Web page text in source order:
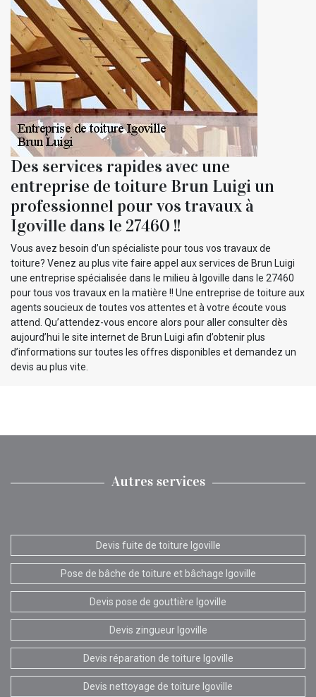
Des services rapides avec une
entreprise de toiture Brun Luigi un
professionnel pour vos travaux à
Igoville dans le 27460 !!
Vous avez besoin d’un spécialiste pour tous vos travaux de
toiture? Venez au plus vite faire appel aux services de Brun Luigi
une entreprise spécialisée dans le milieu à Igoville dans le 27460
pour tous vos travaux en la matière !! Une entreprise de toiture aux
agents soucieux de toutes vos attentes et à votre écoute vous
attend. Qu’attendez-vous encore alors pour aller consulter dès
aujourd’hui le site internet de Brun Luigi afin d’obtenir plus
d’informations sur toutes les offres disponibles et demandez un
devis au plus vite.
Autres services
Devis fuite de toiture Igoville
Pose de bâche de toiture et bâchage Igoville
Devis pose de gouttière Igoville
Devis zingueur Igoville
Devis réparation de toiture Igoville
Devis nettoyage de toiture Igoville